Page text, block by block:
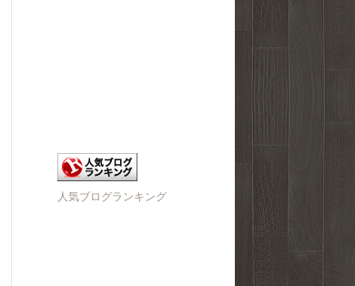
人気ブログランキング